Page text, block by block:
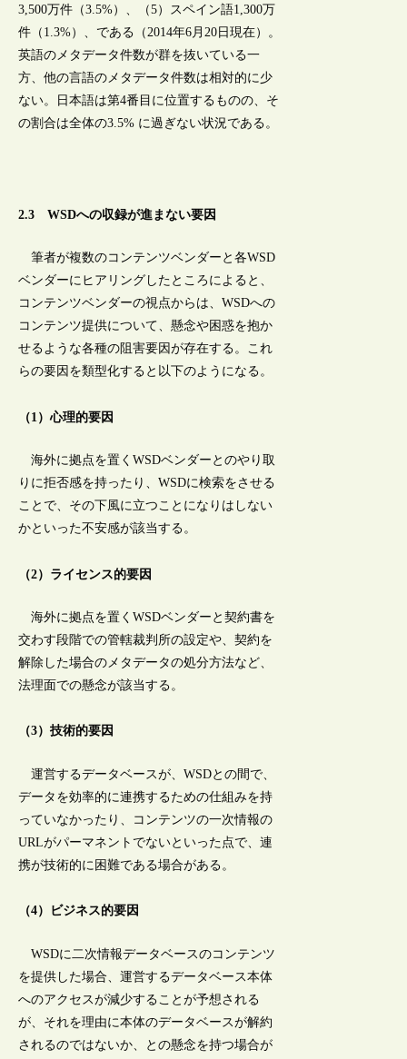
3,500万件（3.5%）、（5）スペイン語1,300万
件（1.3%）、である（2014年6月20日現在）。
英語のメタデータ件数が群を抜いている一
方、他の言語のメタデータ件数は相対的に少
ない。日本語は第4番目に位置するものの、そ
の割合は全体の3.5% に過ぎない状況である。
2.3 WSDへの収録が進まない要因
筆者が複数のコンテンツベンダーと各WSD
ベンダーにヒアリングしたところによると、
コンテンツベンダーの視点からは、WSDへの
コンテンツ提供について、懸念や困惑を抱か
せるような各種の阻害要因が存在する。これ
らの要因を類型化すると以下のようになる。
（1）心理的要因
海外に拠点を置くWSDベンダーとのやり取
りに拒否感を持ったり、WSDに検索をさせる
ことで、その下風に立つことになりはしない
かといった不安感が該当する。
（2）ライセンス的要因
海外に拠点を置くWSDベンダーと契約書を
交わす段階での管轄裁判所の設定や、契約を
解除した場合のメタデータの処分方法など、
法理面での懸念が該当する。
（3）技術的要因
運営するデータベースが、WSDとの間で、
データを効率的に連携するための仕組みを持
っていなかったり、コンテンツの一次情報の
URLがパーマネントでないといった点で、連
携が技術的に困難である場合がある。
（4）ビジネス的要因
WSDに二次情報データベースのコンテンツ
を提供した場合、運営するデータベース本体
へのアクセスが減少することが予想される
が、それを理由に本体のデータベースが解約
されるのではないか、との懸念を持つ場合が